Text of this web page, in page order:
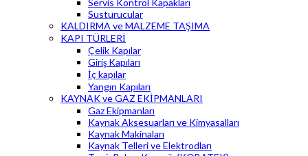
Servis Kontrol Kapakları
Susturucular
KALDIRMA ve MALZEME TAŞIMA
KAPI TÜRLERİ
Çelik Kapılar
Giriş Kapıları
İç kapılar
Yangın Kapıları
KAYNAK ve GAZ EKİPMANLARI
Gaz Ekipmanları
Kaynak Aksesuarları ve Kimyasalları
Kaynak Makinaları
Kaynak Telleri ve Elektrodları